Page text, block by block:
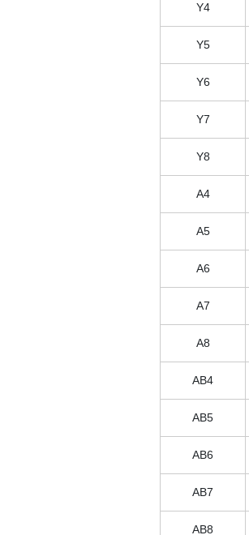
Y4
Y5
Y6
Y7
Y8
A4
A5
A6
A7
A8
AB4
AB5
AB6
AB7
AB8